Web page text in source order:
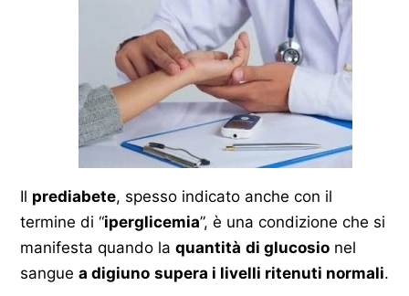
Il prediabete, spesso indicato anche con il
termine di “iperglicemia”, è una condizione che si
manifesta quando la quantità di glucosio nel
sangue a digiuno supera i livelli ritenuti normali.